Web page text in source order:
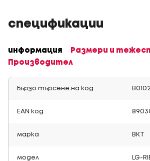
спецификации
информация
Размери и
Производител
Бързо търсене на код
EAN код
марка BKT
модел LG-